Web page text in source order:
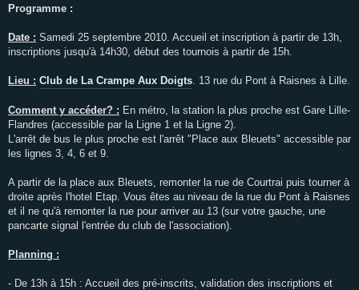
Programme :
Date : Samedi 25 septembre 2010. Accueil et inscription à partir de 13h,
inscriptions jusqu'à 14h30, début des tournois à partir de 15h.
Lieu : Club de La Crampe Aux Doigts . 13 rue du Pont à Raisnes à Lille.
Comment y accéder? : En métro, la station la plus proche est Gare Lille-
Flandres (accessible par la Ligne 1 et la Ligne 2).
L'arrêt de bus le plus proche est l'arrêt "Place aux Bleuets" accessible par
les lignes 3, 4, 6 et 9.
A partir de la place aux Bleuets, remonter la rue de Courtrai puis tourner à
droite après l'hotel Etap. Vous êtes au niveau de la rue du Pont à Raisnes
et il ne qu'à remonter la rue pour arriver au 13 (sur votre gauche, une
pancarte signal l'entrée du club de l'association).
Planning :
- De 13h à 15h : Accueil des pré-inscrits, validation des inscriptions et